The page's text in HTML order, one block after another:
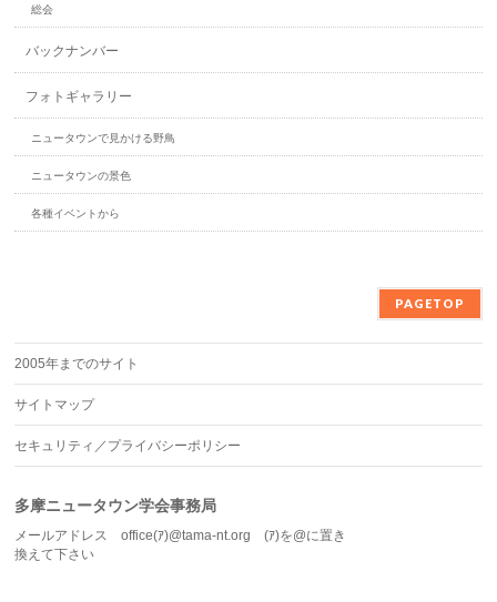
総会
バックナンバー
フォトギャラリー
ニュータウンで見かける野鳥
ニュータウンの景色
各種イベントから
PAGETOP
2005年までのサイト
サイトマップ
セキュリティ／プライバシーポリシー
多摩ニュータウン学会事務局
メールアドレス office(ｱ)@tama-nt.org (ｱ)を@に置き
換えて下さい